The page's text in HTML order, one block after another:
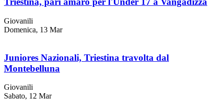
Giovanili
Domenica, 13 Mar
Juniores Nazionali, Triestina travolta dal
Montebelluna
Giovanili
Sabato, 12 Mar